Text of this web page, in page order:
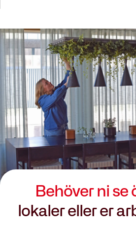
Behöver ni se
lokaler eller er